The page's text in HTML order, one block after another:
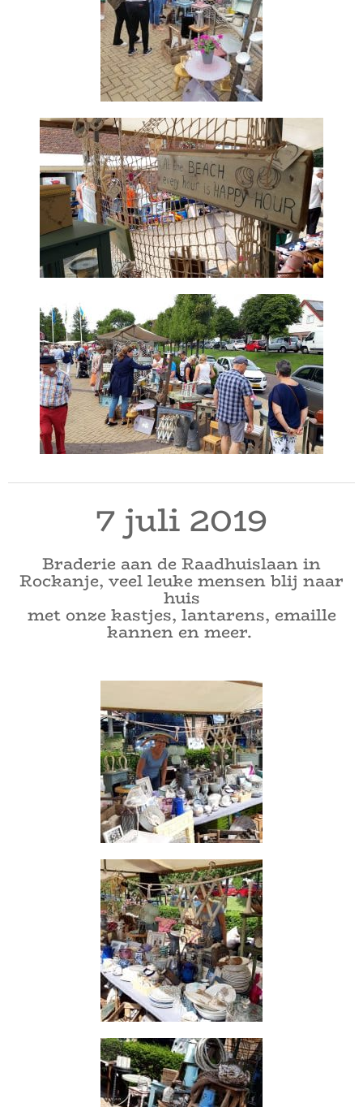
7 juli 2019
Braderie aan de Raadhuislaan in
Rockanje, veel leuke mensen blij naar
huis
met onze kastjes, lantarens, emaille
kannen en meer.